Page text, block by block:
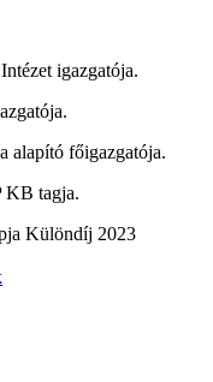
igazgatója.
alapító főigazgatója.
KB tagja.